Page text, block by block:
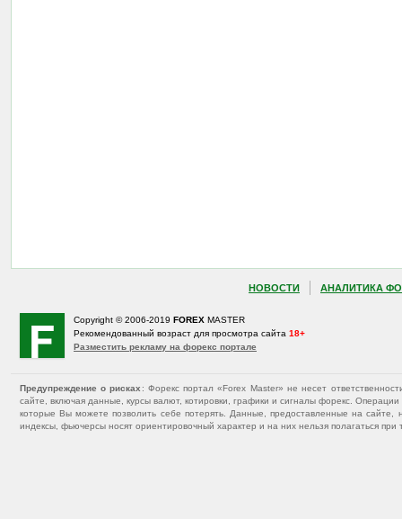
НОВОСТИ АНАЛИТИКА
Copyright © 2006-2019 FOREX MASTER
Рекомендованный возраст для просмотра сайта 18+
Разместить рекламу на форекс портале
Предупреждение о рисках : Форекс портал «Forex Master» не несет
сайте, включая данные, курсы валют, котировки, графики и сигналы форекс.
которые Вы можете позволить себе потерять. Данные, предоставленные на
индексы, фьючерсы носят ориентировочный характер и на них нельзя полагаться при